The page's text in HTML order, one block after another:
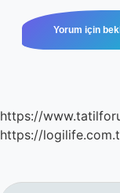
https://
https://